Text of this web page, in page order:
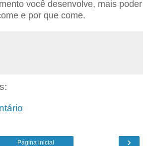
você desenvolve, mais poder
e por que come.
›
Página inicial